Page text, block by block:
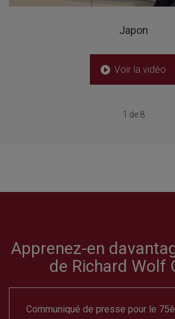
Japon
Voir la vidéo
1 de 8
Apprenez-en
de Richard Wolf
Communiqué de presse pour le